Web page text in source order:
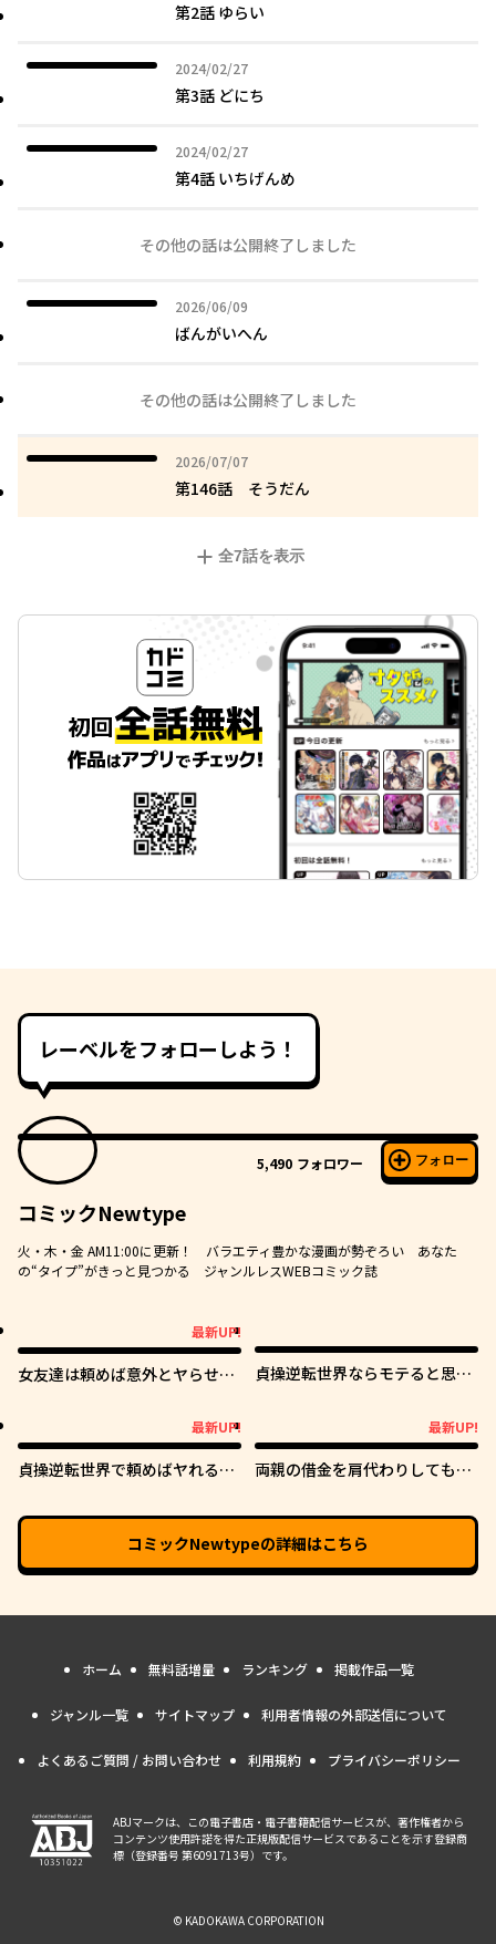
第2話 ゆらい
2024/02/27
2024年02月27日
第3話 どにち
2024/02/27
2024年02月27日
第4話 いちげんめ
その他の話は公開終了しました
2026/06/09
2026年06月09日
ばんがいへん
その他の話は公開終了しました
2026/07/07
2026年07月07日
第146話 そうだん
全7話を表示
レーベルをフォローしよう！
5,490 フォロワー フォロー
コミックNewtype
火・木・金 AM11:00に更新！ バラエティ豊かな漫画が勢ぞろい あなた
の“タイプ”がきっと見つかる ジャンルレスWEBコミック誌
最新UP!
女友達は頼めば意外とヤらせて
貞操逆転世界ならモテると思っ
最新UP!
貞操逆転世界で頼めばヤれると
最新UP!
両親の借金を肩代わりしてもら
と一緒に暮らすことでした。
コミックNewtypeの詳細はこちら
ホーム 無料話増量 ランキング 掲載作品一覧
ジャンル一覧 サイトマップ 利用者情報の外部送信について
よくあるご質問 / お問い合わせ 利用規約 プライバシーポリシー
ABJマークは、この電子書店・電子書籍配信サービスが、著作権者から
コンテンツ使用許諾を得た正規版配信サービスであることを示す登録商
標（登録番号 第6091713号）です。
© KADOKAWA CORPORATION